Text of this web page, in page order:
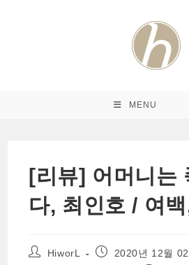
MENU
[리뷰] 어머니는
다, 최인호 / 여
PostHiworL
Post2020년 12월 02